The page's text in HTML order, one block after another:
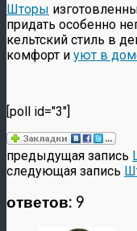
Шторы
придать особенно
кельтский стиль в
комфорт и уют в
[poll id="3"]
предыдущая запись
следующая запись
ответов: 9